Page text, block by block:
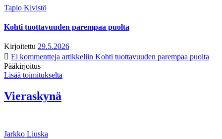
Tapio Kivistö
Kohti tuottavuuden parempaa puolta
Kirjoitettu 29.5.2026
Ei kommentteja artikkeliin Kohti tuottavuuden parempaa puolta
Pääkirjoitus
Lisää toimitukselta
Vieraskynä
Jarkko Liuska